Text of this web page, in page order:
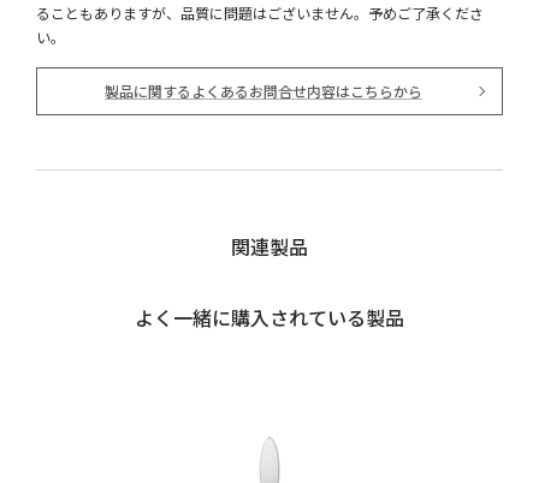
ることもありますが、品質に問題はございません。予めご了承くださ
い。
製品に関するよくあるお問合せ内容はこちらから
関連製品
よく一緒に購入されている製品